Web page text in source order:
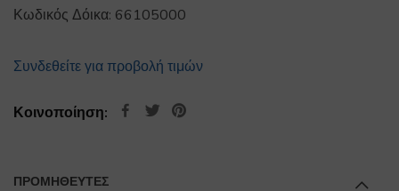
Κωδικός Δόικα: 66105000
Συνδεθείτε για προβολή τιμών
Κοινοποίηση:
ΠΡΟΜΗΘΕΥΤΕΣ